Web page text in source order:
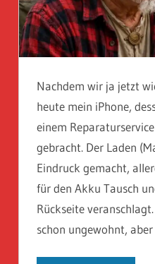
Nachdem wir ja jetzt
heute mein iPhone,
einem
gebracht. Der Laden
Eindruck gemacht,
für den Akku Tausch
Rückseite
schon ungewohnt, aber